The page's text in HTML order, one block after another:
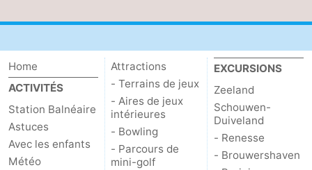
Home
ACTIVITÉS
Station Balnéaire
Astuces
Avec les enfants
Météo
Attractions
- Terrains de jeux
- Aires de jeux
intérieures
- Bowling
- Parcours de
mini-golf
EXCURSIONS
Zeeland
Schouwen-
Duiveland
- Renesse
- Brouwershaven